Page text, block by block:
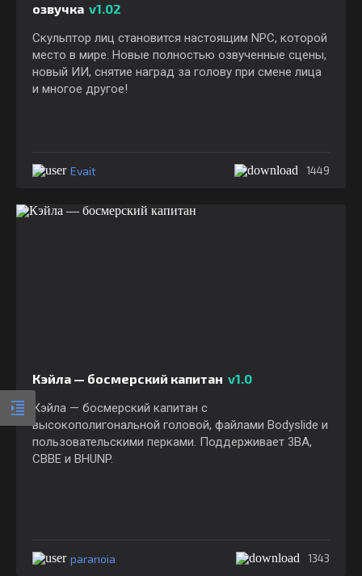
озвучка v1.02
Скульптор лиц становится настоящим NPC, которой
место в мире. Новые полностью озвученные сцены,
новый ИИ, снятие наград за голову при смене лица
и многое другое!
Evait 1449
Кэйла — босмерский капитан v1.0
Кэйла — босмерский капитан с
высокополигональной головой, файлами Bodyslide и
пользовательскими перками. Поддерживает 3BA,
CBBE и BHUNP.
paranoia 1343